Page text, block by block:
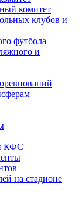
комитет
клубов и
футбола
и
КФС
на стадионе